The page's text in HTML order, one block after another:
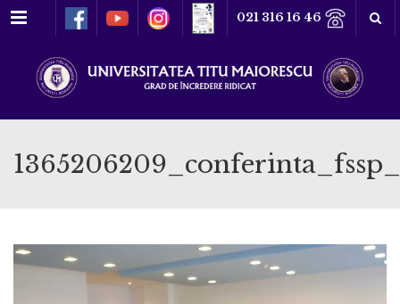
Meniu 021 316 16 46